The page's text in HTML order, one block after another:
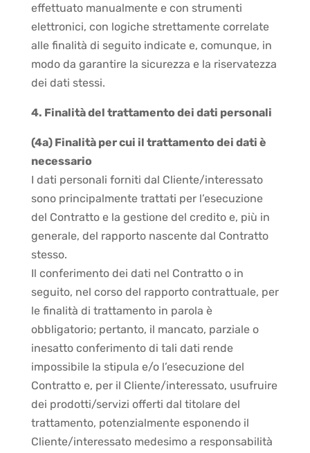
effettuato manualmente e con strumenti
elettronici, con logiche strettamente correlate
alle finalità di seguito indicate e, comunque, in
modo da garantire la sicurezza e la riservatezza
dei dati stessi.
4. Finalità del trattamento dei dati personali
(4a) Finalità per cui il trattamento dei dati è
necessario
I dati personali forniti dal Cliente/interessato
sono principalmente trattati per l’esecuzione
del Contratto e la gestione del credito e, più in
generale, del rapporto nascente dal Contratto
stesso.
Il conferimento dei dati nel Contratto o in
seguito, nel corso del rapporto contrattuale, per
le finalità di trattamento in parola è
obbligatorio; pertanto, il mancato, parziale o
inesatto conferimento di tali dati rende
impossibile la stipula e/o l’esecuzione del
Contratto e, per il Cliente/interessato, usufruire
dei prodotti/servizi offerti dal titolare del
trattamento, potenzialmente esponendo il
Cliente/interessato medesimo a responsabilità